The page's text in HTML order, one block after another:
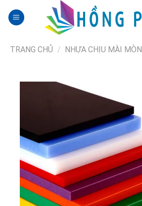
TRANG CHỦ / NHỰA CHỊU MÀI MÒN